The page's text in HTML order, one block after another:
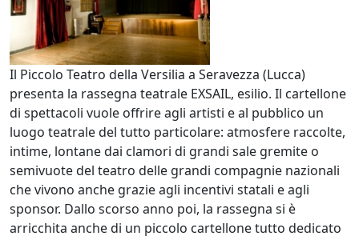
Il Piccolo Teatro della Versilia a Seravezza (Lucca)
presenta la rassegna teatrale EXSAIL, esilio. Il cartellone
di spettacoli vuole offrire agli artisti e al pubblico un
luogo teatrale del tutto particolare: atmosfere raccolte,
intime, lontane dai clamori di grandi sale gremite o
semivuote del teatro delle grandi compagnie nazionali
che vivono anche grazie agli incentivi statali e agli
sponsor. Dallo scorso anno poi, la rassegna si è
arricchita anche di un piccolo cartellone tutto dedicato